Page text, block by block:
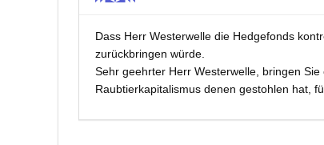
Dass Herr Westerwelle die Hedgefonds
zurückbringen würde.
Sehr geehrter Herr Westerwelle, bringen
Raubtierkapitalismus denen gestohlen hat,